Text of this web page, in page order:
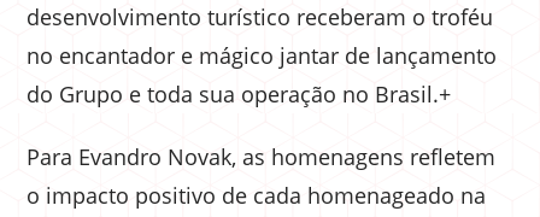
desenvolvimento turístico receberam o troféu
no encantador e mágico jantar de lançamento
do Grupo e toda sua operação no Brasil.+
Para Evandro Novak, as homenagens refletem
o impacto positivo de cada homenageado na